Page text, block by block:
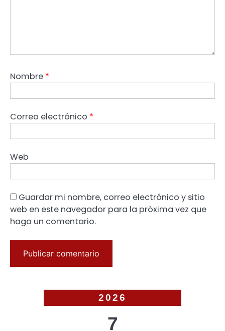
Nombre *
Correo electrónico *
Web
Guardar mi nombre, correo electrónico y sitio
web en este navegador para la próxima vez que
haga un comentario.
2026
7